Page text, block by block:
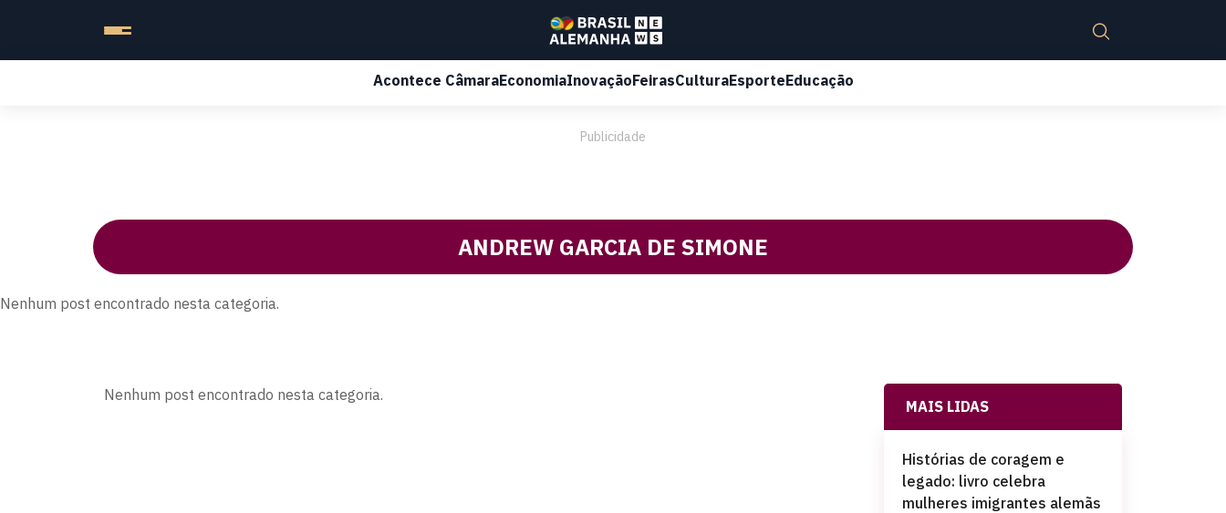
Acontece CâmaraEconomiaInovaçãoFeirasCulturaEsporteEducação
Publicidade
ANDREW GARCIA DE SIMONE
Nenhum post encontrado nesta categoria.
Nenhum post encontrado nesta categoria.
MAIS LIDAS
Histórias de coragem e
legado: livro celebra
mulheres imigrantes alemãs